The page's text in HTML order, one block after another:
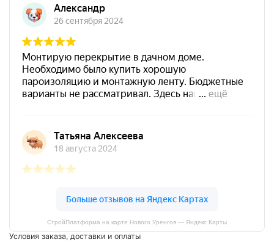
СтройПлатформа на карте Нового Уренгоя — Яндекс Карты
Условия заказа, доставки и оплаты